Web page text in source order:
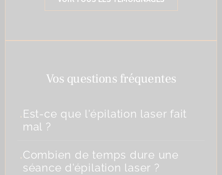
Vos questions fréquentes
.Est-ce que l'épilation laser fait
mal ?
.Combien de temps dure une
séance d'épilation laser ?